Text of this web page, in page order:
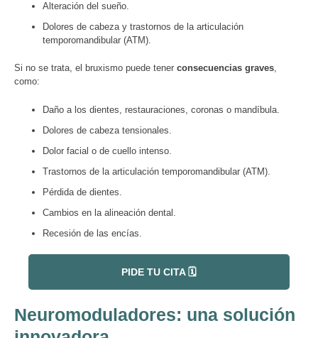
Alteración del sueño.
Dolores de cabeza y trastornos de la articulación
temporomandibular (ATM).
Si no se trata, el bruxismo puede tener consecuencias graves,
como:
Daño a los dientes, restauraciones, coronas o mandíbula.
Dolores de cabeza tensionales.
Dolor facial o de cuello intenso.
Trastornos de la articulación temporomandibular (ATM).
Pérdida de dientes.
Cambios en la alineación dental.
Recesión de las encías.
PIDE TU CITA 🗓️
Neuromoduladores: una solución